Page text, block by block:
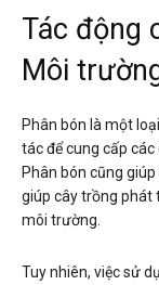
Tác động
Môi
Phân bón là một
tác để cung cấp
Phân bón cũng
giúp cây trồng phát
môi trường.
Tuy nhiên, việc sử